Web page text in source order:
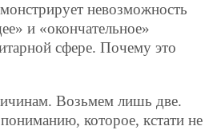
невозможность
и «окончательное»
сфере. Почему это
Возьмем лишь две.
которое, кстати не